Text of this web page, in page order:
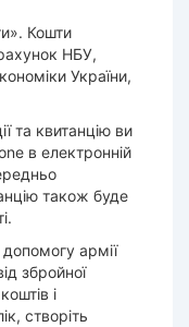
Кошти
НБУ,
України,
та квитанцію ви
в електронній
також буде
армії
збройної
і
створіть